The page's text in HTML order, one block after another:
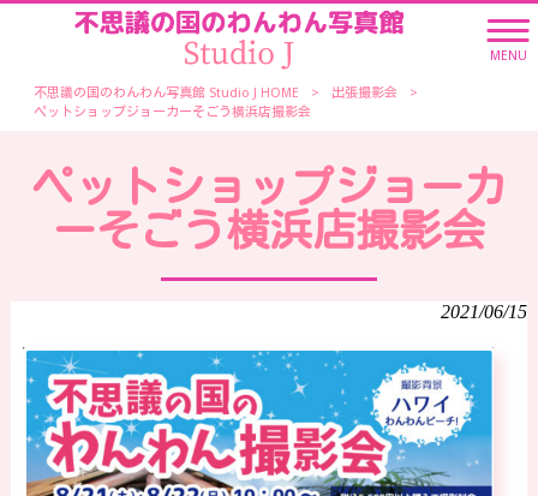
MENU
不思議の国のわんわん写真館 Studio J HOME > 出張撮影会
>
ペットショップジョーカーそごう横浜店撮影会
ペットショップジョーカ
ーそごう横浜店撮影会
2021/06/15